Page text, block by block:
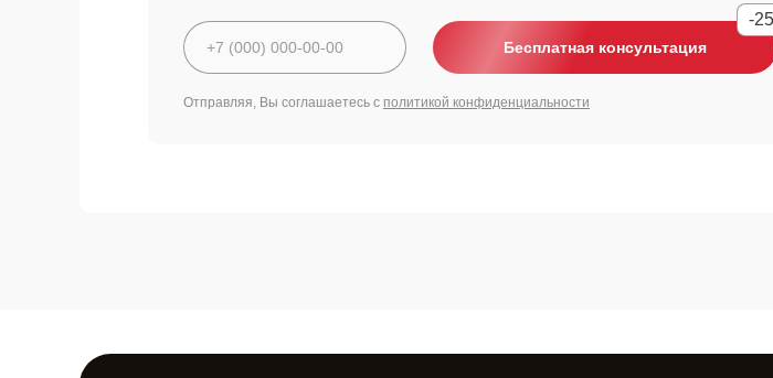
Бесплатная консультация
-
Отправляя, Вы соглашаетесь с политикой конфиденциальности